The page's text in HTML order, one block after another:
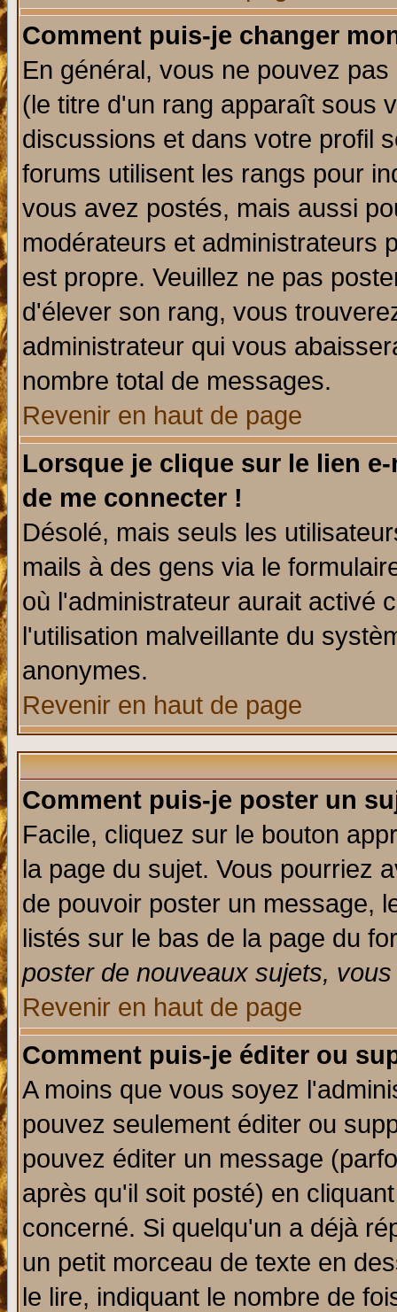
Comment puis-je changer
En général, vous ne pouvez
(le titre d'un rang apparaît sous
discussions et dans votre profil
forums utilisent les rangs pour
vous avez postés, mais aussi
modérateurs et administrateurs
est propre. Veuillez ne pas
d'élever son rang, vous
administrateur qui vous
nombre total de messages.
Revenir en haut de page
Lorsque je clique sur le lien
de me connecter !
Désolé, mais seuls les
mails à des gens via le
où l'administrateur aurait activé
l'utilisation malveillante du
anonymes.
Revenir en haut de page
Comment puis-je poster un
Facile, cliquez sur le bouton
la page du sujet. Vous pourriez
de pouvoir poster un message,
listés sur le bas de la page du
poster de nouveaux sujets,
Revenir en haut de page
Comment puis-je éditer ou
A moins que vous soyez
pouvez seulement éditer ou
pouvez éditer un message
après qu'il soit posté) en
concerné. Si quelqu'un a déjà
un petit morceau de texte en
le lire, indiquant le nombre de